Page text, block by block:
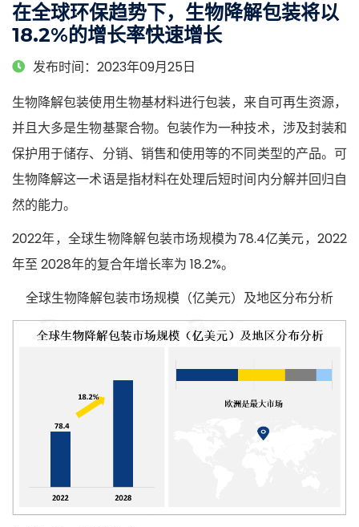
在全球环保趋势下，生物降解包装将以
18.2%的增长率快速增长
发布时间：2023年09月25日
生物降解包装使用生物基材料进行包装，来自可再生资源，
并且大多是生物基聚合物。包装作为一种技术，涉及封装和
保护用于储存、分销、销售和使用等的不同类型的产品。可
生物降解这一术语是指材料在处理后短时间内分解并回归自
然的能力。
2022年，全球生物降解包装市场规模为78.4亿美元，2022
年至 2028年的复合年增长率为 18.2%。
全球生物降解包装市场规模（亿美元）及地区分布分析